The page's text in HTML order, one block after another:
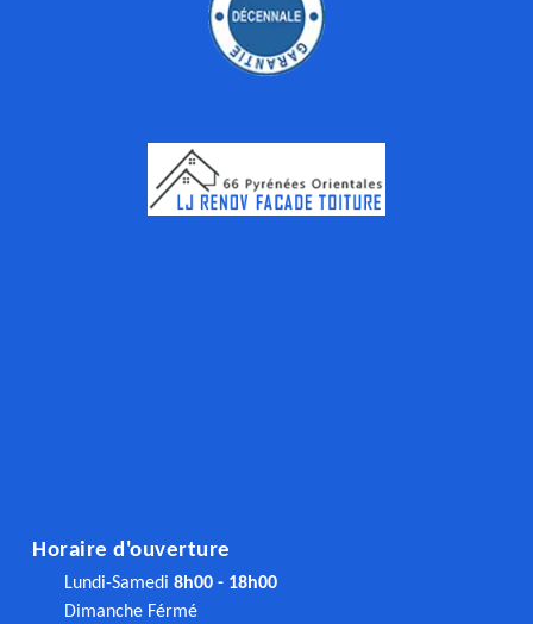
Horaire d'ouverture
Lundi-Samedi 8h00 - 18h00
Dimanche Férmé